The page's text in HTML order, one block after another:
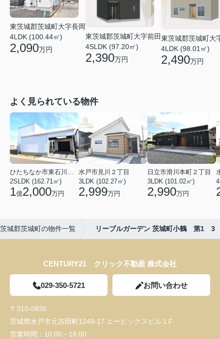
東茨城郡茨城町大字長岡
4LDK (100.44㎡)
2,090万円
東茨城郡茨城町大字前田
4SLDK (97.20㎡)
2,390万円
東茨城郡茨城町大
4LDK (98.01㎡)
2,490万円
よく見られている物件
ひたちなか市東石川２丁目
2SLDK (162.71㎡)
1億2,000万円
水戸市見川２丁目
3LDK (102.27㎡)
2,999万円
日立市滑川本町２丁目
3LDK (101.02㎡)
2,990万円
城郡茨城町の物件一覧 リーブルガーデン 茨城町小鶴 第1 3
CENTURY21 クリック不動産 株式会社
029-350-5721 お問い合わせ
〒310-0836
茨城県水戸市元吉田町1249-17 エービックスビル１F
営業時間： 10:00～18:00